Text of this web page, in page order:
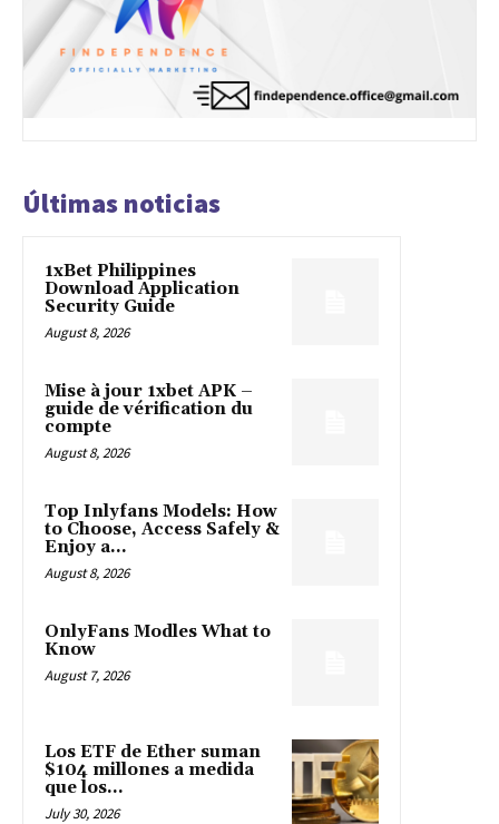
Últimas noticias
1xBet Philippines
Download Application
Security Guide
August 8, 2026
Mise à jour 1xbet APK –
guide de vérification du
compte
August 8, 2026
Top Inlyfans Models: How
to Choose, Access Safely &
Enjoy a...
August 8, 2026
OnlyFans Modles What to
Know
August 7, 2026
Los ETF de Ether suman
$104 millones a medida
que los...
July 30, 2026